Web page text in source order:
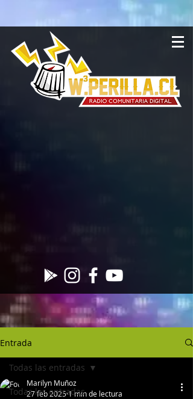
Entrada
Todas las entradas
Todas las entradas
Marilyn Muñoz
27 feb 20251 min de lectura